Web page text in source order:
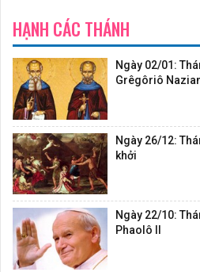
HẠNH CÁC THÁNH
Ngày 02/01:
Grêgôriô
Ngày 26/12:
khởi
Ngày 22/10:
Phaolô II